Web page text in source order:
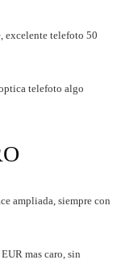
excelente telefoto 50
telefoto algo
ampliada, siempre con
mas caro, sin